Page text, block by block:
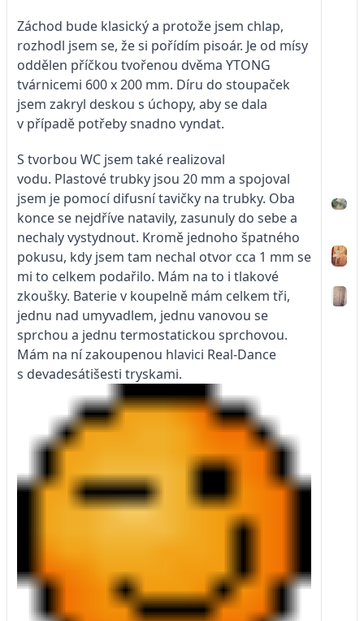
Záchod bude klasický a protože jsem chlap,
rozhodl jsem se, že si pořídím pisoár. Je od mísy
oddělen příčkou tvořenou dvěma YTONG
tvárnicemi 600 x 200 mm. Díru do stoupaček
jsem zakryl deskou s úchopy, aby se dala
v případě potřeby snadno vyndat.
S tvorbou WC jsem také realizoval
vodu. Plastové trubky jsou 20 mm a spojoval
jsem je pomocí difusní tavičky na trubky. Oba
konce se nejdříve natavily, zasunuly do sebe a
nechaly vystydnout. Kromě jednoho špatného
pokusu, kdy jsem tam nechal otvor cca 1 mm se
mi to celkem podařilo. Mám na to i tlakové
zkoušky. Baterie v koupelně mám celkem tři,
jednu nad umyvadlem, jednu vanovou se
sprchou a jednu termostatickou sprchovou.
Mám na ní zakoupenou hlavici Real-Dance
s devadesátišesti tryskami.